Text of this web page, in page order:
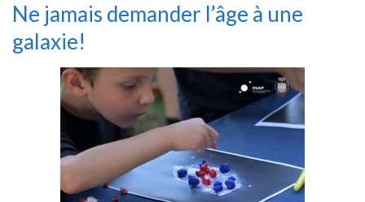
Ne jamais demander l’âge à une
galaxie!